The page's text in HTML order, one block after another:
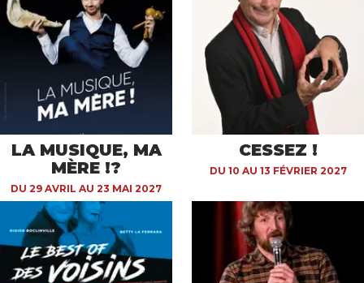
LA MUSIQUE, MA
MÈRE !?
DU 29 AVRIL AU 23 MAI 2027
CESSEZ !
DU 10 AU 13 FÉVRIER 2027